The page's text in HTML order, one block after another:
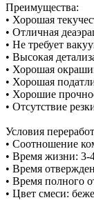
Преимущества:
• Хорошая
• Отличная
• Не требует
• Высокая
• Хорошая
• Хорошая
• Хорошие
• Отсутствие
Условия
• Соотношение
• Время жизни:
• Время
• Время полного
• Цвет смеси: